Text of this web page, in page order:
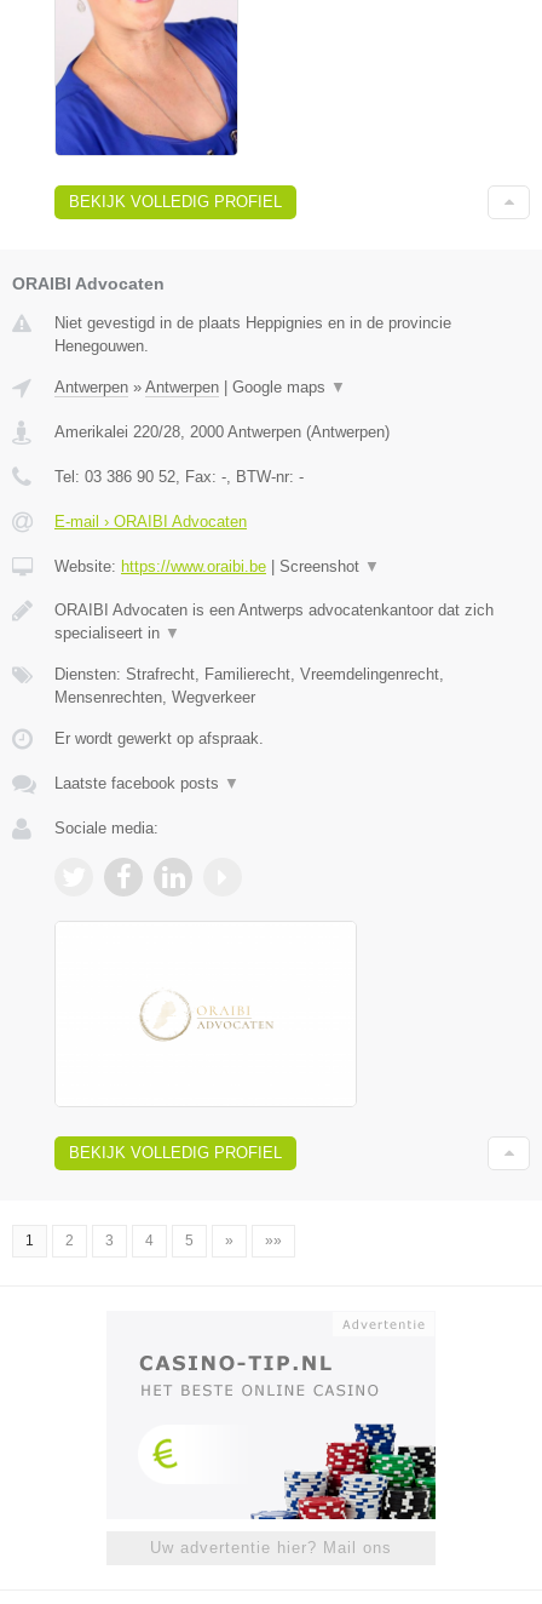
BEKIJK VOLLEDIG PROFIEL
ORAIBI Advocaten
Niet gevestigd in de plaats Heppignies en in de provincie
Henegouwen.
Antwerpen » Antwerpen | Google maps ▼
Amerikalei 220/28 2000 Antwerpen (Antwerpen)
Tel: 03 386 90 52 , Fax: - , BTW-nr: -
E-mail › ORAIBI Advocaten
Website: https://www.oraibi.be | Screenshot ▼
ORAIBI Advocaten is een Antwerps advocatenkantoor dat zich
specialiseert in ▼
Diensten: Strafrecht, Familierecht, Vreemdelingenrecht,
Mensenrechten, Wegverkeer
Er wordt gewerkt op afspraak.
Laatste facebook posts ▼
Sociale media:
BEKIJK VOLLEDIG PROFIEL
1 2 3 4 5 » »»
Uw advertentie hier? Mail ons